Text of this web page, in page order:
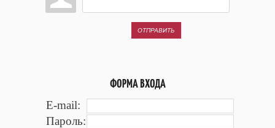
ОТПРАВИТЬ
ФОРМА ВХОДА
E-mail:
Пароль: